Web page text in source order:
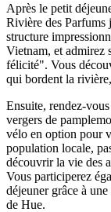
Après le petit
Rivière des Parfums
structure
Vietnam, et admirez
félicité". Vous
qui bordent la
Ensuite, rendez-
vergers de
vélo en option pour
population locale,
découvrir la vie des
Vous participerez
déjeuner grâce à
de Hue.